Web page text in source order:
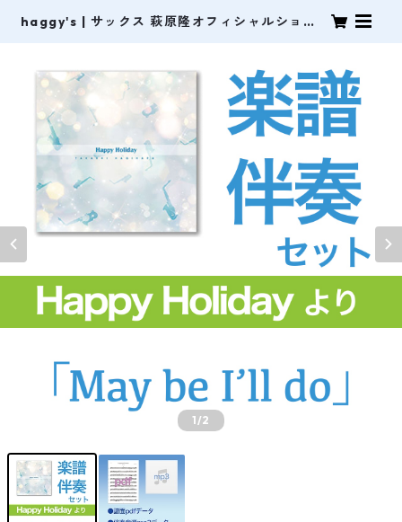
haggy's | サックス 萩原隆オフィシャルショッ
1/2